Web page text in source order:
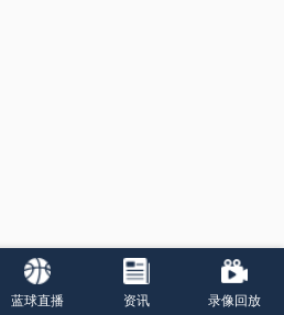
蓝球直播 资讯 录像回放